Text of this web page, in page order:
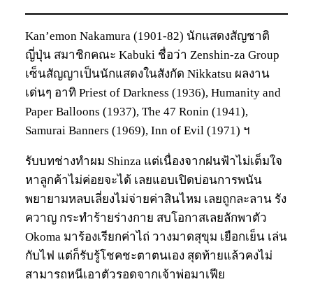
Kan’emon Nakamura (1901-82) นักแสดงสัญชาติ
ญี่ปุ่น สมาชิกคณะ Kabuki ชื่อว่า Zenshin-za Group
เซ็นสัญญาเป็นนักแสดงในสังกัด Nikkatsu ผลงาน
เด่นๆ อาทิ Priest of Darkness (1936), Humanity and
Paper Balloons (1937), The 47 Ronin (1941),
Samurai Banners (1969), Inn of Evil (1971) ฯ
รับบทช่างทำผม Shinza แต่เนื่องจากฝนฟ้าไม่เต็มใจ
หาลูกค้าไม่ค่อยจะได้ เลยแอบเปิดบ่อนการพนัน
พยายามหลบเลี่ยงไม่จ่ายค่าสินไหม เลยถูกละลาน รัง
ควาญ กระทำร้ายร่างกาย สบโอกาสเลยลักพาตัว
Okoma มาร้องเรียกค่าไถ่ วางมาดสุขุม เยือกเย็น เล่น
กับไฟ แต่ก็รับรู้โชคชะตาตนเอง สุดท้ายแล้วคงไม่
สามารถหนีเอาตัวรอดจากเจ้าพ่อมาเฟีย